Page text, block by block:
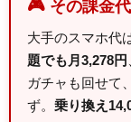
🎮 その課金
大手のスマホ代
題でも月3,278円
ガチャも回せて
ず。 乗り換え